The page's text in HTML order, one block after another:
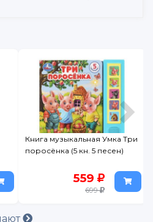
Книга музыкальная Умка Три
поросёнка (5 кн. 5 песен)
559
699